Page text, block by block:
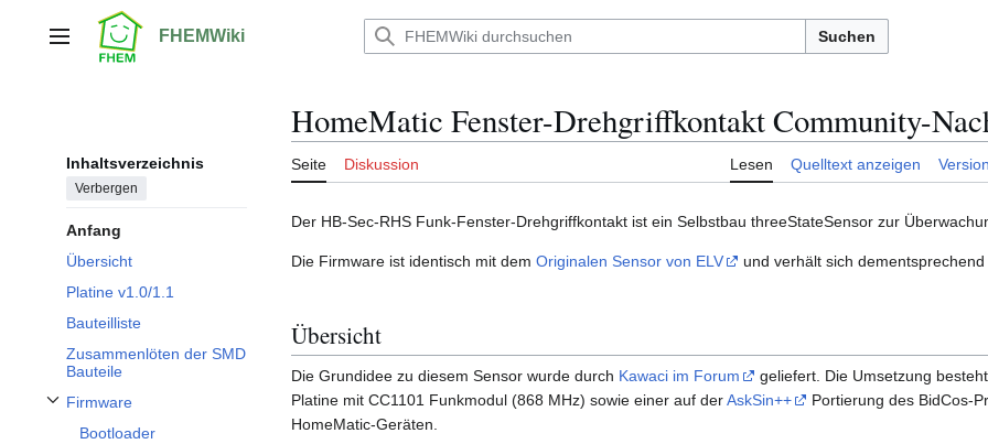
springenHauptmenü FHEMWiki Suchen
Inhaltsverzeichnis
Verbergen
Anfang
Übersicht
Platine v1.0/1.1
Bauteilliste
Zusammenlöten der SMD
Bauteile
Firmware
Unterabschnitt Firmware umschalten
Bootloader
HomeMatic Fenster-Drehgriffkontakt Community-
Seite Diskussion Lesen Quelltext anzeigen
Der HB-Sec-RHS Funk-Fenster-Drehgriffkontakt ist ein Selbstbau threeStateSensor zur
Die Firmware ist identisch mit dem Originalen Sensor von ELV und verhält sich
Übersicht
Die Grundidee zu diesem Sensor wurde durch Kawaci im Forum
geliefert. Die Umsetzung
Platine mit CC1101 Funkmodul (868 MHz) sowie einer auf derAskSin++
Portierung des BidCos-
HomeMatic-Geräten.